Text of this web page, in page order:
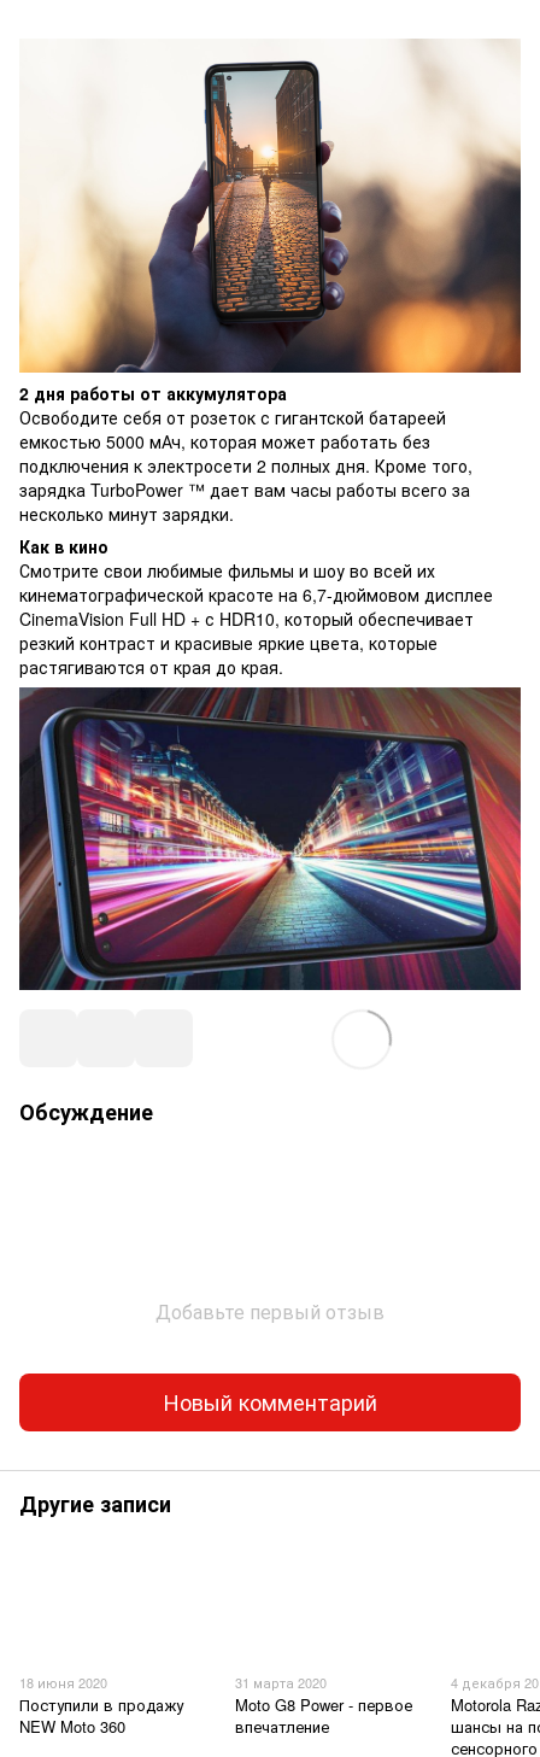
2 дня работы от аккумулятора
Освободите себя от розеток с гигантской батареей
емкостью 5000 мАч, которая может работать без
подключения к электросети 2 полных дня. Кроме того,
зарядка TurboPower ™ дает вам часы работы всего за
несколько минут зарядки.
Как в кино
Смотрите свои любимые фильмы и шоу во всей их
кинематографической красоте на 6,7-дюймовом дисплее
CinemaVision Full HD + с HDR10, который обеспечивает
резкий контраст и красивые яркие цвета, которые
растягиваются от края до края.
Обсуждение
Добавьте первый отзыв
Новый комментарий
Другие записи
18 июня 2020
Поступили в продажу
NEW Moto 360
31 марта 2020
Moto G8 Power - первое
впечатление
4 декабря
Motorola
шансы на